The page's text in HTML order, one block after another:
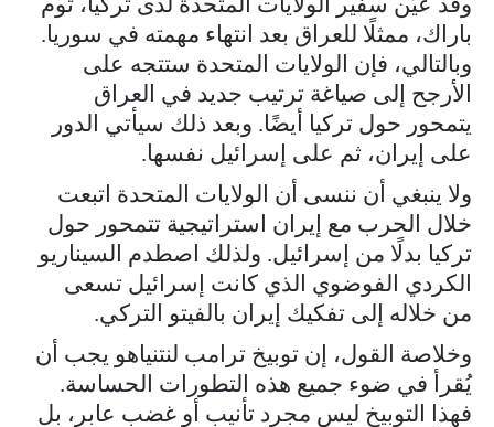
باراك، ممثلًا للعراق بعد انتهاء مهمته في سوريا.
وبالتالي، فإن الولايات المتحدة ستتجه على
الأرجح إلى صياغة ترتيب جديد في العراق
يتمحور حول تركيا أيضًا. وبعد ذلك سيأتي الدور
على إيران، ثم على إسرائيل نفسها.
ولا ينبغي أن ننسى أن الولايات المتحدة اتبعت
خلال الحرب مع إيران استراتيجية تتمحور حول
تركيا بدلًا من إسرائيل. ولذلك اصطدم السيناريو
الكردي الفوضوي الذي كانت إسرائيل تسعى
من خلاله إلى تفكيك إيران بالفيتو التركي.
وخلاصة القول، إن توبيخ ترامب لنتنياهو يجب أن
يُقرأ في ضوء جميع هذه التطورات الحساسة.
فهذا التوبيخ ليس مجرد تأنيب أو غضب عابر، بل